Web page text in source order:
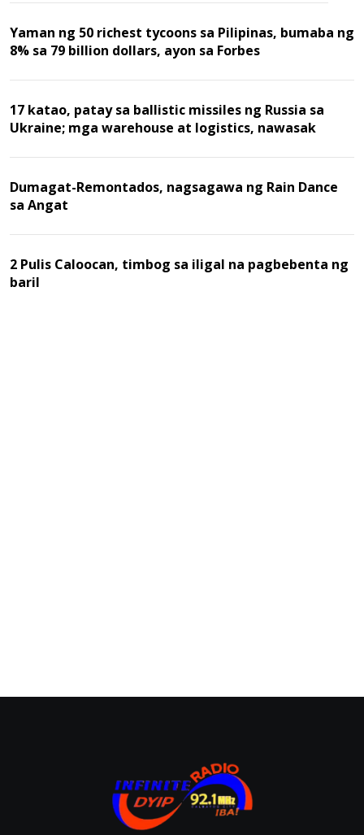
Yaman ng 50 richest tycoons sa Pilipinas, bumaba ng
8% sa 79 billion dollars, ayon sa Forbes
17 katao, patay sa ballistic missiles ng Russia sa
Ukraine; mga warehouse at logistics, nawasak
Dumagat-Remontados, nagsagawa ng Rain Dance
sa Angat
2 Pulis Caloocan, timbog sa iligal na pagbebenta ng
baril